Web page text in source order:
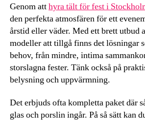
Genom atthyra tält för fest i
den perfekta atmosfären för ett
årstid eller väder. Med ett brett utbud
modeller att tillgå finns det lösningar
behov, från mindre, intima
storslagna fester. Tänk också på
belysning och uppvärmning.
Det erbjuds ofta kompletta paket där
glas och porslin ingår. På så sätt kan